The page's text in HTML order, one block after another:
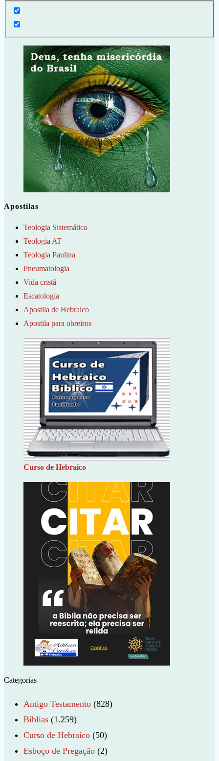
Apostilas
Teologia Sistemática
Teologia AT
Teologia Paulina
Pneumatologia
Vida cristã
Escatologia
Apostila de Hebraico
Apostila para obreiros
Curso de Hebraico
Categorias
Antigo Testamento (828)
Bíblias (1.259)
Curso de Hebraico (50)
Esboço de Pregação (2)